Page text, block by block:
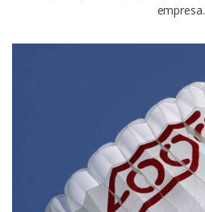
empresa.